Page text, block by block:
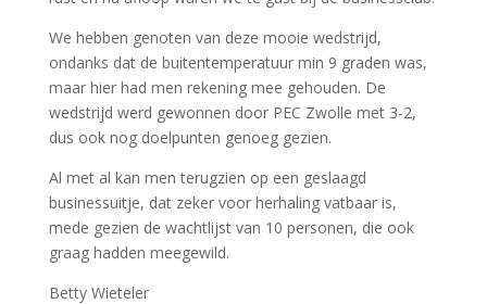
We hebben genoten van deze mooie wedstrijd,
ondanks dat de buitentemperatuur min 9 graden was,
maar hier had men rekening mee gehouden. De
wedstrijd werd gewonnen door PEC Zwolle met 3-2,
dus ook nog doelpunten genoeg gezien.
Al met al kan men terugzien op een geslaagd
businessuitje, dat zeker voor herhaling vatbaar is,
mede gezien de wachtlijst van 10 personen, die ook
graag hadden meegewild.
Betty Wieteler